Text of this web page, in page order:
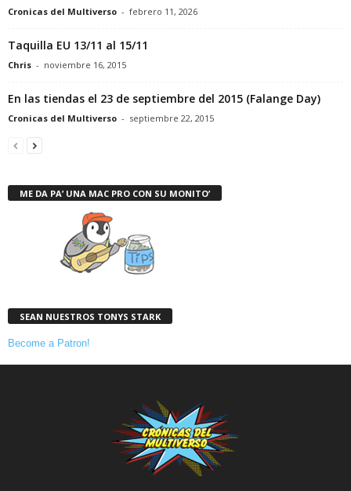
Cronicas del Multiverso - febrero 11, 2026
Taquilla EU 13/11 al 15/11
Chris - noviembre 16, 2015
En las tiendas el 23 de septiembre del 2015 (Falange Day)
Cronicas del Multiverso - septiembre 22, 2015
ME DA PA’ UNA MAC PRO CON SU MONITO’
SEAN NUESTROS TONYS STARK
Become a Patron!